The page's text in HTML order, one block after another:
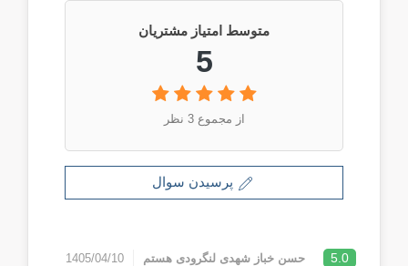
متوسط امتیاز مشتریان
5
از مجموع 3 نظر
پرسیدن سوال
5.0 حسن خباز شهدی لنگرودی هستم 1405/04/10